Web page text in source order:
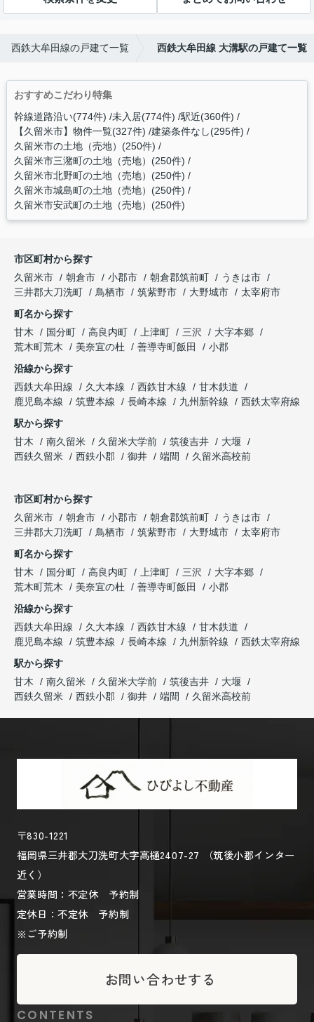
西鉄大牟田線の戸建て一覧 西鉄大牟田線 大溝駅の戸建て一覧
おすすめこだわり特集
幹線道路沿い(774件) 未入居(774件) 駅近(360件)
【久留米市】物件一覧(327件) 建築条件なし(295件)
久留米市の土地（売地）(250件)
久留米市三潴町の土地（売地）(250件)
久留米市北野町の土地（売地）(250件)
久留米市城島町の土地（売地）(250件)
久留米市安武町の土地（売地）(250件)
市区町村から探す
久留米市
朝倉市 小郡市 朝倉郡筑前町
うきは市
三井郡大刀洗町
鳥栖市 筑紫野市 大野城市
太宰府市
町名から探す
甘木
国分町 高良内町 上津町 三沢
大字本郷
荒木町荒木
美奈宜の杜 善導寺町飯田
小郡
沿線から探す
西鉄大牟田線
久大本線 西鉄甘木線
甘木鉄道
鹿児島本線
筑豊本線 長崎本線 九州新幹線
西鉄太宰府線
駅から探す
甘木
南久留米 久留米大学前 筑後吉井
大堰
西鉄久留米
西鉄小郡 御井 端間 久留米高校前
市区町村から探す
久留米市
朝倉市 小郡市 朝倉郡筑前町
うきは市
三井郡大刀洗町
鳥栖市 筑紫野市 大野城市
太宰府市
町名から探す
甘木
国分町 高良内町 上津町 三沢
大字本郷
荒木町荒木
美奈宜の杜 善導寺町飯田
小郡
沿線から探す
西鉄大牟田線
久大本線 西鉄甘木線
甘木鉄道
鹿児島本線
筑豊本線 長崎本線 九州新幹線
西鉄太宰府線
駅から探す
甘木
南久留米 久留米大学前 筑後吉井
大堰
西鉄久留米
西鉄小郡 御井 端間 久留米高校前
〒830-1221
福岡県三井郡大刀洗町大字高樋2407-27 （筑後小郡インター
近く）
営業時間：不定休 予約制
定休日：不定休 予約制
※ご予約制
お問い合わせする
CONTENTS